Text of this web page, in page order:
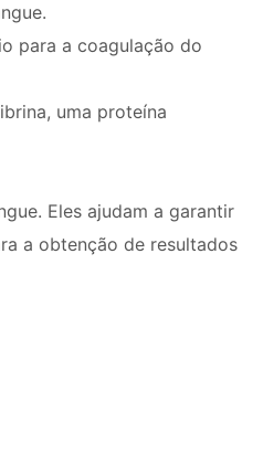
para a coagulação do
uma proteína
Eles ajudam a garantir
a obtenção de resultados